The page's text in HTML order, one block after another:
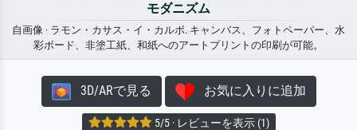
モダニズム
自画像 · ラモン・カサス・イ・カルボ. キャンバス、フォトペーパー、水
彩ボード、非塗工紙、和紙へのアートプリントの印刷が可能。
3D/ARで見る お気に入りに追加
5/5 · レビューを表示 (1)